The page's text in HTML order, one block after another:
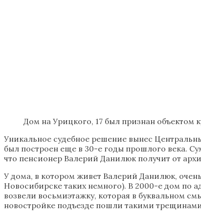
Дом на Урицкого, 17 был признан объектом
Уникальное судебное решение вынес
был построен еще в 30-е годы прошлого века.
что пенсионер Валерий Данилюк получит от
У дома, в котором живет Валерий Данилюк,
Новосибирске таких немного). В 2000-е дом по
возвели восьмиэтажку, которая в буквальном
новостройке подъезде пошли такими